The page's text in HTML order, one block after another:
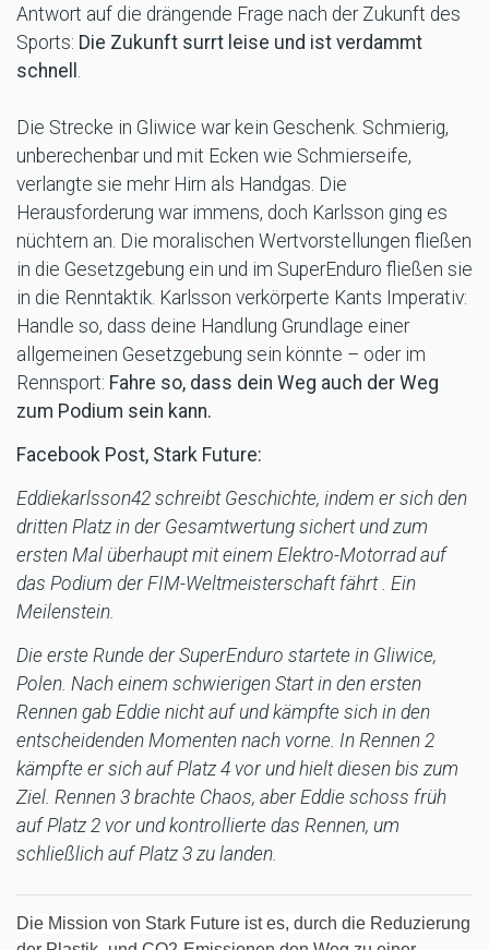
Antwort auf die drängende Frage nach der Zukunft des
Sports: Die Zukunft surrt leise und ist verdammt
schnell
Die Strecke in Gliwice war kein Geschenk. Schmierig,
unberechenbar und mit Ecken wie Schmierseife,
verlangte sie mehr Hirn als Handgas. Die
Herausforderung war immens, doch Karlsson ging es
nüchtern an. Die moralischen Wertvorstellungen fließen
in die Gesetzgebung ein und im SuperEnduro fließen sie
in die Renntaktik. Karlsson verkörperte Kants Imperativ:
Handle so, dass deine Handlung Grundlage einer
allgemeinen Gesetzgebung sein könnte – oder im
Rennsport: Fahre so, dass dein Weg auch der Weg
zum Podium sein kann.
Facebook Post, Stark Future:
Eddiekarlsson42 schreibt Geschichte, indem er sich den
dritten Platz in der Gesamtwertung sichert und zum
ersten Mal überhaupt mit einem Elektro-Motorrad auf
das Podium der FIM-Weltmeisterschaft fährt . Ein
Meilenstein.
Die erste Runde der SuperEnduro startete in Gliwice,
Polen. Nach einem schwierigen Start in den ersten
Rennen gab Eddie nicht auf und kämpfte sich in den
entscheidenden Momenten nach vorne. In Rennen 2
kämpfte er sich auf Platz 4 vor und hielt diesen bis zum
Ziel. Rennen 3 brachte Chaos, aber Eddie schoss früh
auf Platz 2 vor und kontrollierte das Rennen, um
schließlich auf Platz 3 zu landen.
Die Mission von Stark Future ist es, durch die Reduzierung